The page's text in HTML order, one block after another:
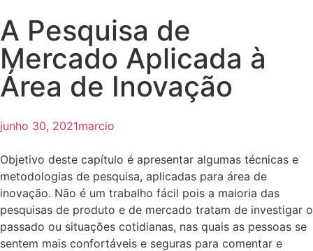
A Pesquisa de
Mercado Aplicada à
Área de Inovação
junho 30, 2021marcio
Objetivo deste capítulo é apresentar algumas técnicas e
metodologias de pesquisa, aplicadas para área de
inovação. Não é um trabalho fácil pois a maioria das
pesquisas de produto e de mercado tratam de investigar o
passado ou situações cotidianas, nas quais as pessoas se
sentem mais confortáveis e seguras para comentar e